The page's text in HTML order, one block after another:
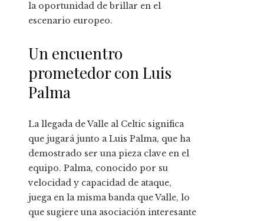
la oportunidad de brillar en el
escenario europeo.
Un encuentro
prometedor con Luis
Palma
La llegada de Valle al Celtic significa
que jugará junto a Luis Palma, que ha
demostrado ser una pieza clave en el
equipo. Palma, conocido por su
velocidad y capacidad de ataque,
juega en la misma banda que Valle, lo
que sugiere una asociación interesante